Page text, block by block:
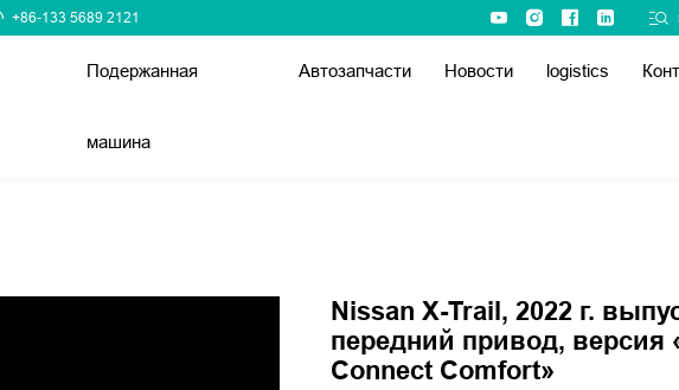
+86-133 5689 2121
Подержанная
машина
Автозапчасти Новости logistics
Nissan X-Trail, 2022 г.
передний привод, версия
Connect Comfort»